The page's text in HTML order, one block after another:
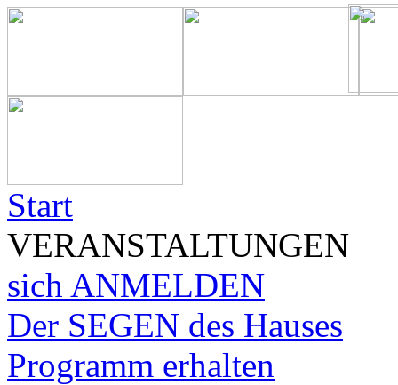
Start
VERANSTALTUNGEN
sich ANMELDEN
Der SEGEN des Hauses
Programm erhalten